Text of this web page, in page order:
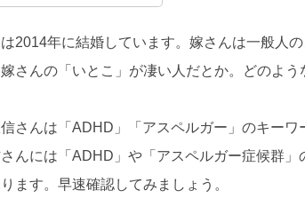
2014年に結婚しています。嫁さんは一般人
さんの「いとこ」が凄い人だとか。どのよう
さんは「ADHD」「アスペルガー」のキー
んには「ADHD」や「アスペルガー症候群」
ます。早速確認してみましょう。